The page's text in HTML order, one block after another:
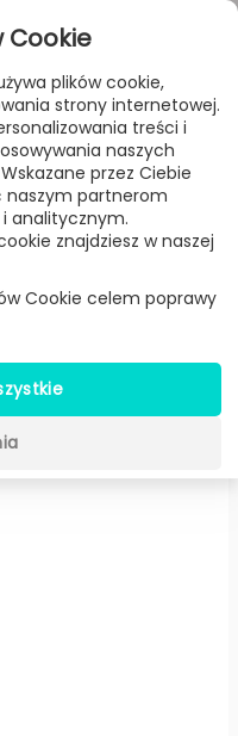
Produkt
ziemisty /
cm) -Rubn
Cookie
plików cookie,
strony internetowej.
treści i
naszych
przez Ciebie
partnerom
analitycznym.
znajdziesz w naszej
Cookie celem poprawy